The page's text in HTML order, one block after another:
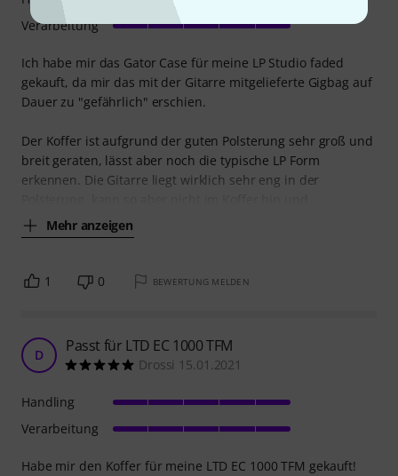
Ich habe mir das Gator Case für meine LP Studio faded
gekauft, da mir das mit der Gitarre mitgelieferte Gigbag auf
Dauer zu "gefährlich" erschien.
Der Koffer ist aufgrund der guten Polsterung sehr groß und
breit geraten, lässt aber noch die typische LP Form
erkennen. Die Gitarre liegt wirklich sehr eng in der
Mehr anzeigen
Verarbeitung
1 0 BEWERTUNG MELDEN
D Passt für LTD EC 1000 TFM
Drossi 15.01.2021
Habe mir den Koffer für meine LTD EC 1000 TFM gekauft!
Handling
Verarbeitung